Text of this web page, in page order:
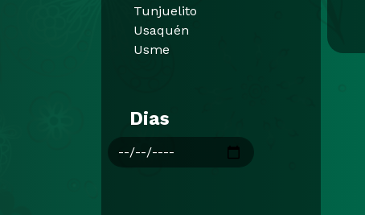
Tunjuelito
Usaquén
Usme
Dias